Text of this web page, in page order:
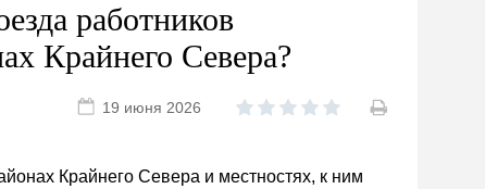
работников
Крайнего Севера?
19 июня 2026
Крайнего Севера и местностях, к ним